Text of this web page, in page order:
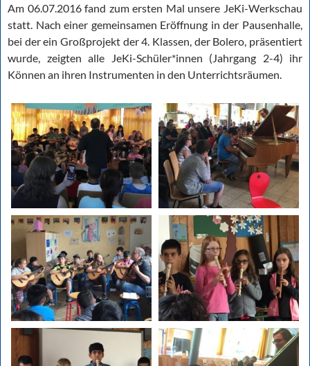
Am 06.07.2016 fand zum ersten Mal unsere JeKi-Werkschau
statt. Nach einer gemeinsamen Eröffnung in der Pausenhalle,
bei der ein Großprojekt der 4. Klassen, der Bolero, präsentiert
wurde, zeigten alle JeKi-Schüler*innen (Jahrgang 2-4) ihr
Können an ihren Instrumenten in den Unterrichtsräumen.